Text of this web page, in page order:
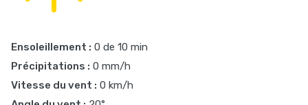
Ensoleillement : 0 de 10 min
Précipitations : 0 mm/h
Vitesse du vent : 0 km/h